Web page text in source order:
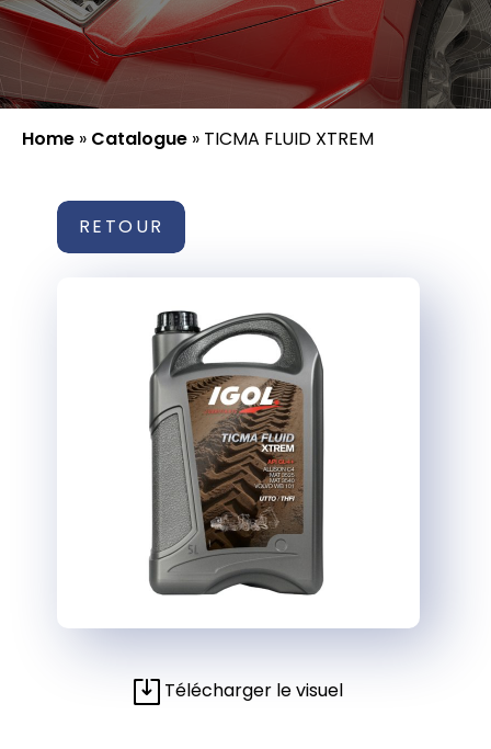
Home » Catalogue » TICMA FLUID XTREM
RETOUR
Télécharger le visuel